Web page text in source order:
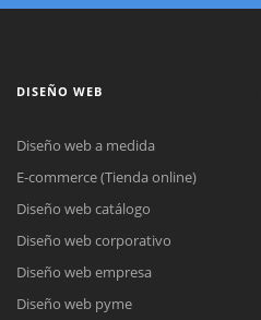
DISEÑO WEB
Diseño web a medida
E-commerce (Tienda online)
Diseño web catálogo
Diseño web corporativo
Diseño web empresa
Diseño web pyme